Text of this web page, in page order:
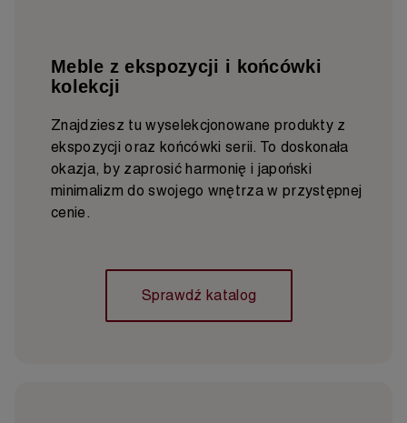
Meble z ekspozycji i końcówki
kolekcji
Znajdziesz tu wyselekcjonowane produkty z
ekspozycji oraz końcówki serii. To doskonała
okazja, by zaprosić harmonię i japoński
minimalizm do swojego wnętrza w przystępnej
cenie.
Sprawdź katalog